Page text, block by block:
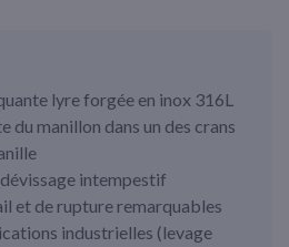
lyre forgée en inox 316L
du manillon dans un des crans
intempestif
et de rupture remarquables
industrielles (levage